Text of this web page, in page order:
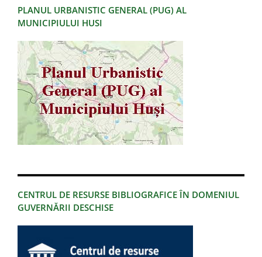
PLANUL URBANISTIC GENERAL (PUG) AL
MUNICIPIULUI HUSI
CENTRUL DE RESURSE BIBLIOGRAFICE ÎN DOMENIUL
GUVERNĂRII DESCHISE